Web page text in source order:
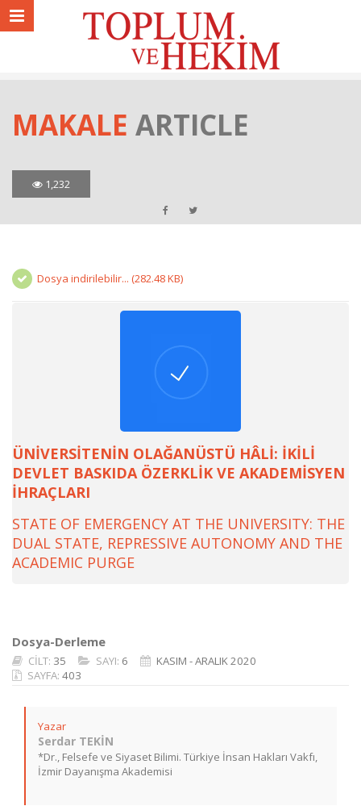
MAKALE ARTICLE
1,232
Dosya indirilebilir... (282.48 KB)
ÜNİVERSİTENİN OLAĞANÜSTÜ HÂLİ: İKİLİ
DEVLET BASKIDA ÖZERKLİK VE AKADEMİSYEN
İHRAÇLARI
STATE OF EMERGENCY AT THE UNIVERSITY: THE
DUAL STATE, REPRESSIVE AUTONOMY AND THE
ACADEMIC PURGE
Dosya-Derleme
CİLT: 35 SAYI: 6
KASIM - ARALIK 2020
SAYFA: 403
Yazar
Serdar TEKİN
*Dr., Felsefe ve Siyaset Bilimi. Türkiye İnsan Hakları Vakfı,
İzmir Dayanışma Akademisi